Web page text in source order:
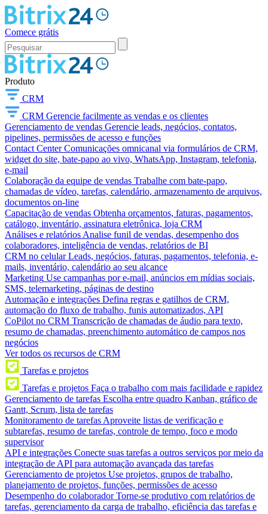
Comece grátis
Produto
CRM
CRM Gerencie facilmente as vendas e os clientes
Gerenciamento de vendas Gerencie leads, negócios, contatos,
pipelines, permissões de acesso e funções
Contact Center Comunicações omnicanal via formulários de CRM,
widget do site, bate-papo ao vivo, WhatsApp, Instagram, telefonia,
e-mail
Colaboração da equipe de vendas Trabalhe com bate-papo,
chamadas de vídeo, tarefas, calendário, armazenamento de arquivos,
documentos on-line
Capacitação de vendas Obtenha orçamentos, faturas, pagamentos,
catálogo, inventário, assinatura eletrônica, loja CRM
Análises e relatórios Analise funil de vendas, desempenho dos
colaboradores, inteligência de vendas, relatórios de BI
CRM no celular Leads, negócios, faturas, pagamentos, telefonia, e-
mails, inventário, calendário ao seu alcance
Marketing Use campanhas por e-mail, anúncios em mídias sociais,
SMS, telemarketing, páginas de destino
Automação e integrações Defina regras e gatilhos de CRM,
automação do fluxo de trabalho, funis automatizados, API
CoPilot no CRM Transcrição de chamadas de áudio para texto,
resumo de chamadas, preenchimento automático de campos nos
negócios
Ver todos os recursos de CRM
Tarefas e projetos
Tarefas e projetos Faça o trabalho com mais facilidade e rapidez
Gerenciamento de tarefas Escolha entre quadro Kanban, gráfico de
Gantt, Scrum, lista de tarefas
Monitoramento de tarefas Aproveite listas de verificação e
subtarefas, resumo de tarefas, controle de tempo, foco e modo
supervisor
API e integrações Conecte suas tarefas a outros serviços por meio da
integração de API para automação avançada das tarefas
Gerenciamento de projetos Use projetos, grupos de trabalho,
planejamento de projetos, funções, permissões de acesso
Desempenho do colaborador Torne-se produtivo com relatórios de
tarefas, gerenciamento da carga de trabalho, eficiência das tarefas e